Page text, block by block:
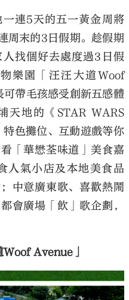
連5天的五一黃金周將
周末的3日假期。趁假期
找個好去處度過3日假
樂園「汪汪大道Woof
帶毛孩感受創新五感體
天地的《STAR WARS
色攤位、互動遊戲等你
「華懋荃味道」美食嘉
人氣小店及本地美食品
中意廣東歌、喜歡熱鬧
會廣場「飲」歌企劃，
Avenue」